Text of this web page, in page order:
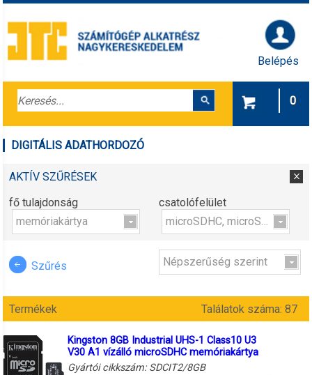
Belépés
0
DIGITÁLIS ADATHORDOZÓ
AKTÍV SZŰRÉSEK
fő tulajdonság
memóriakártya
csatolófelület
Szűrés Népszerűség szerint
Termékek Találatok száma: 87
Kingston 8GB Industrial UHS-1 Class10 U3
V30 A1 vízálló microSDHC memóriakártya
Gyártói cikkszám: SDCIT2/8GB